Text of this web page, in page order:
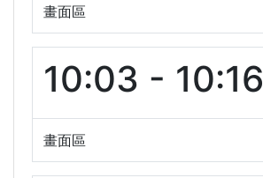
畫面區
10:03 - 10:16
畫面區